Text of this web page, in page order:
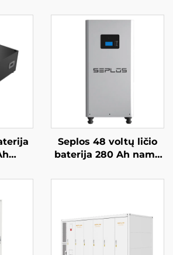
Seplos 48 voltų ličio
baterija 280 Ah namų
sistemos 51,2 V 14